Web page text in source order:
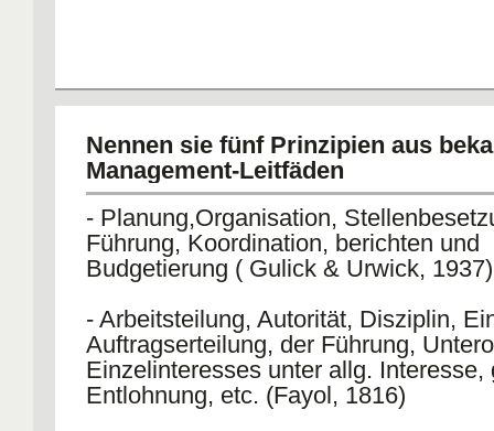
Nennen sie fünf Prinzipien aus
Management-Leitfäden
- Planung,Organisation,
Führung, Koordination, berichten und
Budgetierung ( Gulick & Urwick, 1937)
- Arbeitsteilung, Autorität, Disziplin,
Auftragserteilung, der Führung,
Einzelinteresses unter allg. Interesse,
Entlohnung, etc. (Fayol, 1816)